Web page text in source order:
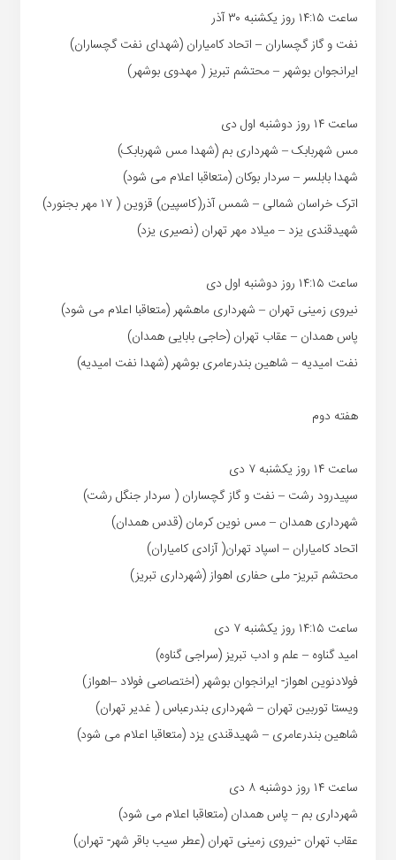
ساعت ۱۴:۱۵ روز یکشنبه ۳۰ آذر
نفت و گاز گچساران – اتحاد کامیاران (شهدای نفت گچساران)
ایرانجوان بوشهر – محتشم تبریز ( مهدوی بوشهر)
ساعت ۱۴ روز دوشنبه اول دی
مس شهربابک – شهرداری بم (شهدا مس شهربابک)
شهدا بابلسر – سردار بوکان (متعاقبا اعلام می شود)
اترک خراسان شمالی – شمس آذر(کاسپین) قزوین ( ۱۷ مهر بجنورد)
شهیدقندی یزد – میلاد مهر تهران (نصیری یزد)
ساعت ۱۴:۱۵ روز دوشنبه اول دی
نیروی زمینی تهران – شهرداری ماهشهر (متعاقبا اعلام می شود)
پاس همدان – عقاب تهران (حاجی بابایی همدان)
نفت امیدیه – شاهین بندرعامری بوشهر (شهدا نفت امیدیه)
هفته دوم
ساعت ۱۴ روز یکشنبه ۷ دی
سپیدرود رشت – نفت و گاز گچساران ( سردار جنگل رشت)
شهرداری همدان – مس نوین کرمان (قدس همدان)
اتحاد کامیاران – اسپاد تهران( آزادی کامیاران)
محتشم تبریز- ملی حفاری اهواز (شهرداری تبریز)
ساعت ۱۴:۱۵ روز یکشنبه ۷ دی
امید گناوه – علم و ادب تبریز (سراجی گناوه)
فولادنوین اهواز- ایرانجوان بوشهر (اختصاصی فولاد –اهواز)
ویستا توربین تهران – شهرداری بندرعباس ( غدیر تهران)
شاهین بندرعامری – شهیدقندی یزد (متعاقبا اعلام می شود)
ساعت ۱۴ روز دوشنبه ۸ دی
شهرداری بم – پاس همدان (متعاقبا اعلام می شود)
عقاب تهران -نیروی زمینی تهران (عطر سیب باقر شهر- تهران)